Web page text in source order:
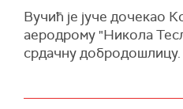
Вучић је јуче дочекао
аеродрому "Никола
срдачну добродошлицу.